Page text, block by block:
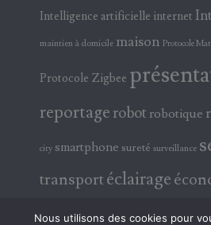
Intelligence artificielle internet
maintien à domicile maison Protocole
Protocole Zigbee
reportage robot robotique
city smartphone sureté surveillance
transportéclairage
électricité électronique
Nous utilisons des cookies pour